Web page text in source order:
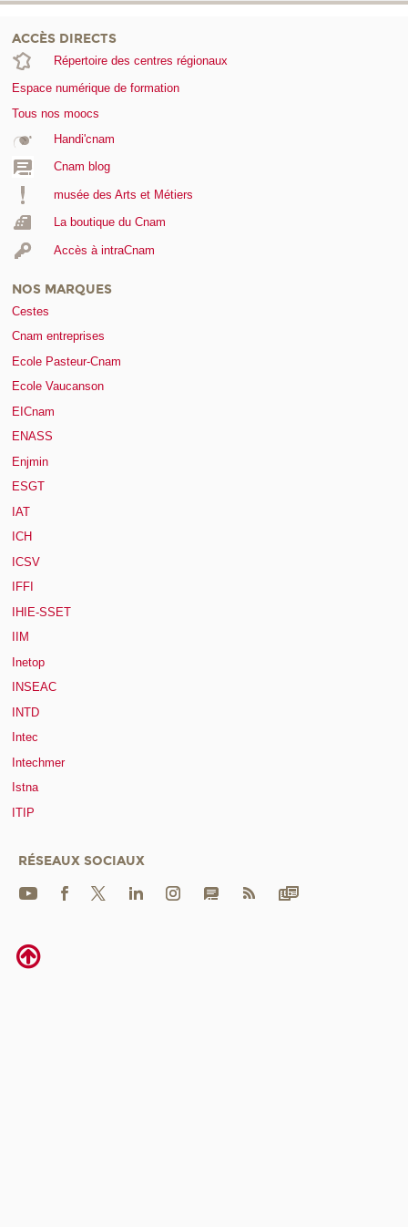
ACCÈS DIRECTS
Répertoire des centres régionaux
Espace numérique de formation
Tous nos moocs
Handi'cnam
Cnam blog
musée des Arts et Métiers
La boutique du Cnam
Accès à intraCnam
NOS MARQUES
Cestes
Cnam entreprises
Ecole Pasteur-Cnam
Ecole Vaucanson
EICnam
ENASS
Enjmin
ESGT
IAT
ICH
ICSV
IFFI
IHIE-SSET
IIM
Inetop
INSEAC
INTD
Intec
Intechmer
Istna
ITIP
RÉSEAUX SOCIAUX